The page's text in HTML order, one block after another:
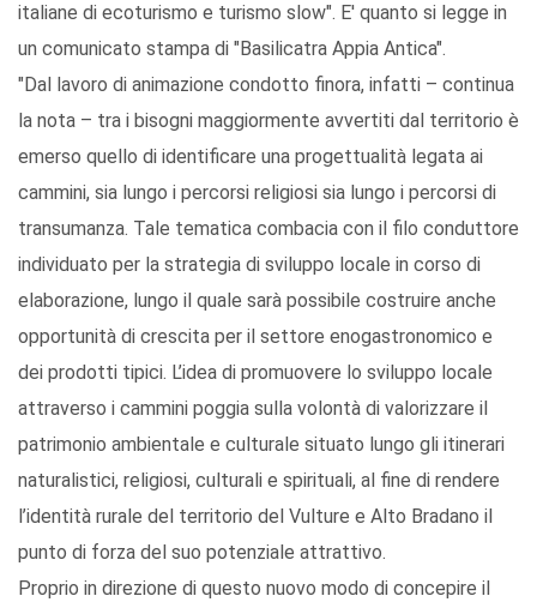
italiane di ecoturismo e turismo slow". E' quanto si legge in
un comunicato stampa di "Basilicatra Appia Antica".
"Dal lavoro di animazione condotto finora, infatti – continua
la nota – tra i bisogni maggiormente avvertiti dal territorio è
emerso quello di identificare una progettualità legata ai
cammini, sia lungo i percorsi religiosi sia lungo i percorsi di
transumanza. Tale tematica combacia con il filo conduttore
individuato per la strategia di sviluppo locale in corso di
elaborazione, lungo il quale sarà possibile costruire anche
opportunità di crescita per il settore enogastronomico e
dei prodotti tipici. L’idea di promuovere lo sviluppo locale
attraverso i cammini poggia sulla volontà di valorizzare il
patrimonio ambientale e culturale situato lungo gli itinerari
naturalistici, religiosi, culturali e spirituali, al fine di rendere
l’identità rurale del territorio del Vulture e Alto Bradano il
punto di forza del suo potenziale attrattivo.
Proprio in direzione di questo nuovo modo di concepire il